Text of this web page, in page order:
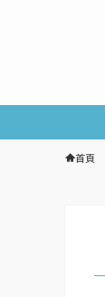
首頁